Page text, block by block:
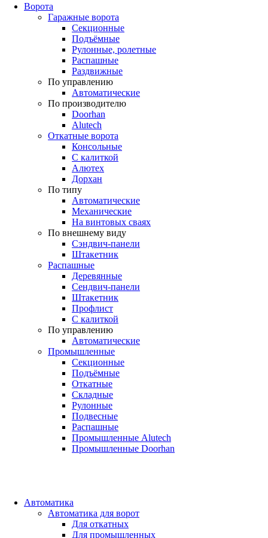
Ворота
Гаражные ворота
Секционные
Подъёмные
Рулонные, ролетные
Распашные
Раздвижные
По управлению
Автоматические
По производителю
Doorhan
Alutech
Откатные ворота
Консольные
С калиткой
Алютех
Дорхан
По типу
Автоматические
Механические
На винтовых сваях
По внешнему виду
Сэндвич-панели
Штакетник
Распашные
Деревянные
Сендвич-панели
Штакетник
Профлист
С калиткой
По управлению
Автоматические
Промышленные
Секционные
Подъёмные
Откатные
Складные
Рулонные
Подвесные
Распашные
Промышленные Alutech
Промышленные Doorhan
Автоматика
Автоматика для ворот
Для откатных
Для промышленных